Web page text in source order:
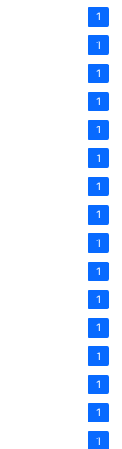
1
1
1
1
1
1
1
1
1
1
1
1
1
1
1
1